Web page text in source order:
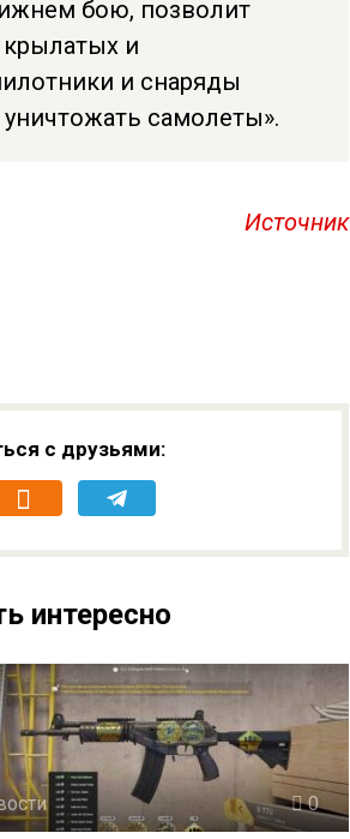
бою, позволит
и
и снаряды
самолеты».
Источник
с друзьями:
интересно
0